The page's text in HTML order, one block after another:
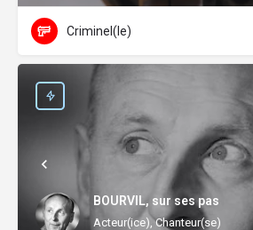
Criminel(le)
BOURVIL, sur ses pas
Acteur(ice), Chanteur(se)